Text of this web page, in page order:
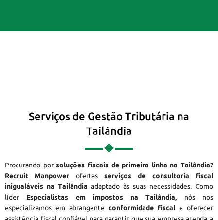
Serviços de Gestão Tributária na
Tailândia
Procurando porsoluções fiscais de primeira linha na Tailândia?
Recruit Manpower ofertasserviços de consultoria fiscal
inigualáveis na Tailândia adaptado às suas necessidades. Como
líder Especialistas em impostos na Tailândia, nós nos
especializamos em abrangente conformidade fiscal e oferecer